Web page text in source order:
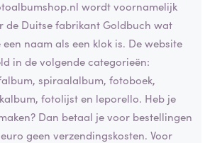
wordt voornamelijk
de Duitse fabrikant Goldbuch wat
naam als een klok is. De website
in de volgende categorieën:
spiraalalbum, fotoboek,
fotolijst en leporello. Heb je
Dan betaal je voor bestellingen
geen verzendingskosten. Voor